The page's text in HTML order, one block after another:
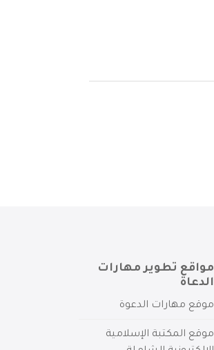
مواقع تطوير مهارات
الدعاة
موقع مهارات الدعوة
موقع المكتبة الإسلامية